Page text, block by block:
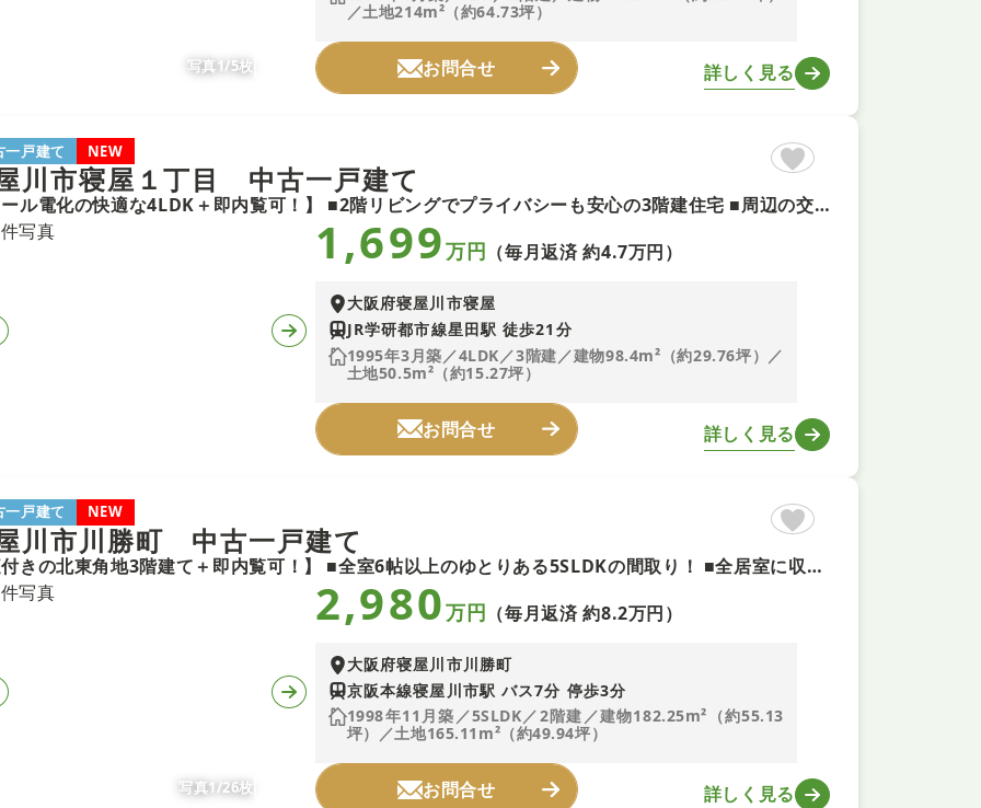
写真1/5枚
／土地214m²（約64.73坪）
お問合せ 詳しく見る
一戸建て NEW
川市寝屋１丁目 中古一戸建て
【オール電化の快適な4LDK＋即内覧可！】 ■2階リビングでプライバシーも安心の3階建住宅 ■周辺の交通量も少なく、落ち着いた住環境 ■家事導線に優れた2WAYバルコニーを採用！
1,699万円 （毎月返済 約4.7万円）
大阪府寝屋川市寝屋
JR学研都市線星田駅 徒歩21分
1995年3月築／4LDK／3階建／建物98.4m²（約29.76坪）／
土地50.5m²（約15.27坪）
お問合せ 詳しく見る
一戸建て NEW
川市川勝町 中古一戸建て
【庭付きの北東角地3階建て＋即内覧可！】 ■全室6帖以上のゆとりある5SLDKの間取り！ ■全居室に収納スペース完備！お部屋もすっきり片付けられます ■駐車2台可能な電動シャッター付きガレージ
写真1/26枚
2,980万円 （毎月返済 約8.2万円）
大阪府寝屋川市川勝町
京阪本線寝屋川市駅 バス7分 停歩3分
1998年11月築／5SLDK／2階建／建物182.25m²（約55.13
坪）／土地165.11m²（約49.94坪）
お問合せ 詳しく見る